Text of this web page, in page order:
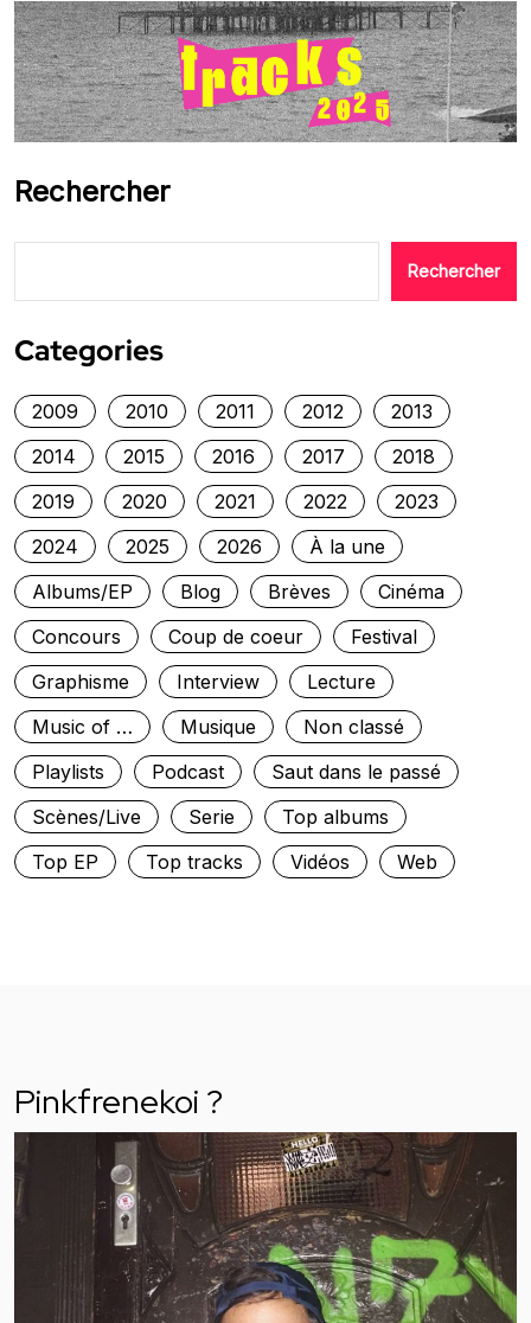
Rechercher
Rechercher
Categories
2009 2010 2011 2012
2013
2014
2015 2016 2017
2018
2019
2020 2021 2022
2023
2024
2025 2026
À la une
Albums/EP
Blog Brèves
Cinéma
Concours
Coup de coeur
Festival
Graphisme
Interview
Lecture
Music of …
Musique
Non classé
Playlists
Podcast
Saut dans le passé
Scènes/Live
Serie
Top albums
Top EP
Top tracks Vidéos Web
Pinkfrenekoi ?